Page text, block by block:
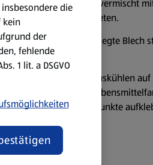
unterrühren und Mehl vermischt
mit den Händen verkneten.
mit Backpapier ausgelegte Blech
und zum Auskühlen
Zitronensaft und
und Dominopunkte
die
kein
der
fehlende
1 lit. a DSGVO